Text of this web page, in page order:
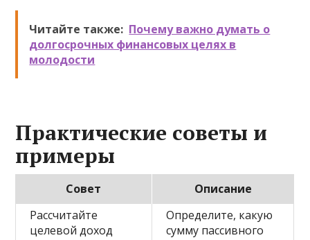
Читайте также: Почему важно думать о
долгосрочных финансовых целях в
молодости
Практические советы и
примеры
Совет
Описание
Рассчитайте
целевой доход
Определите, какую
сумму пассивного